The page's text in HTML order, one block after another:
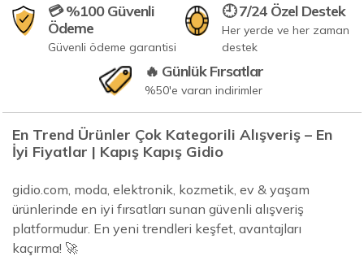
💳 %100 Güvenli
Ödeme
Güvenli ödeme garantisi
🕘 7/24 Özel Destek
Her yerde ve her zaman
destek
🔥 Günlük Fırsatlar
%50'e varan indirimler
En Trend Ürünler Çok Kategorili Alışveriş – En
İyi Fiyatlar | Kapış Kapış Gidio
gidio.com, moda, elektronik, kozmetik, ev & yaşam
ürünlerinde en iyi fırsatları sunan güvenli alışveriş
platformudur. En yeni trendleri keşfet, avantajları
kaçırma! 🚀